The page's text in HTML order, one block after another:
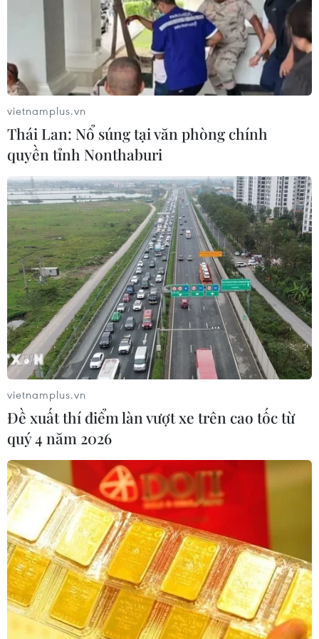
Khủng hoảng nhân đạo
nghiêm trọng ở Nepal
14/05/2015 02:05
Trận động đất ngày 25/4/2015 ở Nepal đã làm 7.675
người chết, hơn 16.000 người bị thương; trên 280.000
ngôi nhà bị phá hủy.
Nepal "oằn mình" chống đỡ 2 trận
động đất trong vòng 2 tuần
14/05/2015 03:05
Chính phủ Nepal đang kêu gọi các tổ chức cứu trợ, vốn
vietnamplus.vn
Thái Lan: Nổ súng tại văn phòng chính
quyền tỉnh Nonthaburi
vietnamplus.vn
Đề xuất thí điểm làn vượt xe trên cao tốc từ
quý 4 năm 2026